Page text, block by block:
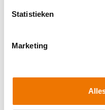
Statistieken
Marketing